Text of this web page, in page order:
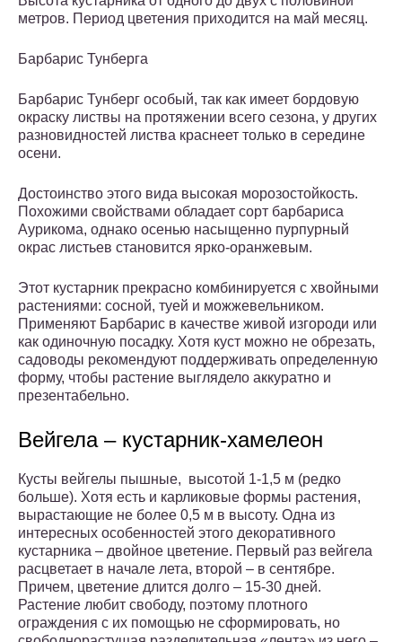
метров. Период цветения приходится на май месяц.
Барбарис Тунберга
Барбарис Тунберг особый, так как имеет бордовую
окраску листвы на протяжении всего сезона, у других
разновидностей листва краснеет только в середине
осени.
Достоинство этого вида высокая морозостойкость.
Похожими свойствами обладает сорт барбариса
Аурикома, однако осенью насыщенно пурпурный
окрас листьев становится ярко-оранжевым.
Этот кустарник прекрасно комбинируется с хвойными
растениями: сосной, туей и можжевельником.
Применяют Барбарис в качестве живой изгороди или
как одиночную посадку. Хотя куст можно не обрезать,
садоводы рекомендуют поддерживать определенную
форму, чтобы растение выглядело аккуратно и
презентабельно.
Вейгела – кустарник-хамелеон
Кусты вейгелы пышные, высотой 1-1,5 м (редко
больше). Хотя есть и карликовые формы растения,
вырастающие не более 0,5 м в высоту. Одна из
интересных особенностей этого декоративного
кустарника – двойное цветение. Первый раз вейгела
расцветает в начале лета, второй – в сентябре.
Причем, цветение длится долго – 15-30 дней.
Растение любит свободу, поэтому плотного
ограждения с их помощью не сформировать, но